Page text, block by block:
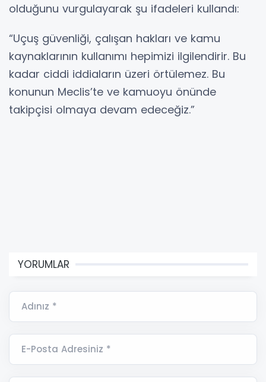
olduğunu vurgulayarak şu ifadeleri kullandı:
“Uçuş güvenliği, çalışan hakları ve kamu
kaynaklarının kullanımı hepimizi ilgilendirir. Bu
kadar ciddi iddiaların üzeri örtülemez. Bu
konunun Meclis’te ve kamuoyu önünde
takipçisi olmaya devam edeceğiz.”
YORUMLAR
Adınız *
E-Posta Adresiniz *